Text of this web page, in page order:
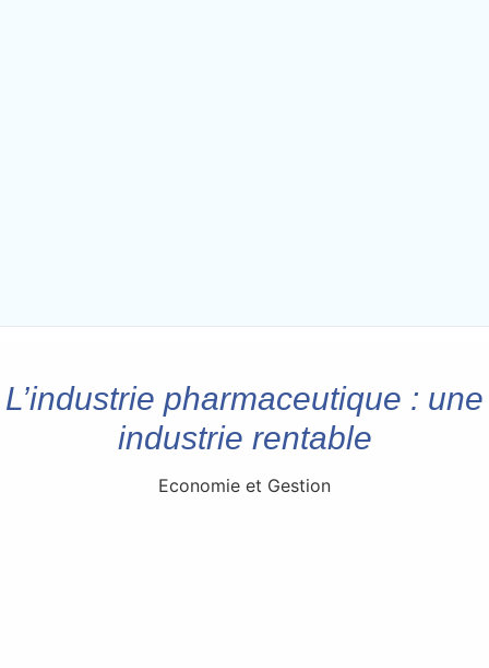
L’industrie pharmaceutique : une
industrie rentable
Economie et Gestion